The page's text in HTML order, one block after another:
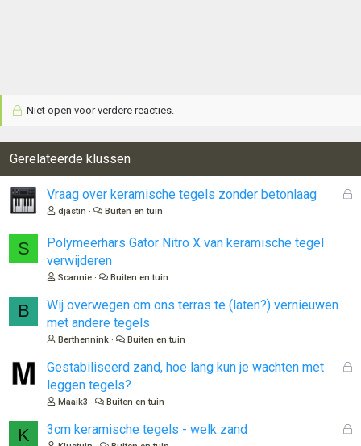
Niet open voor verdere reacties.
Gerelateerde klussen
G
Vraag over keramische tegels zonder betonlaag
djastin Buiten en tuin
S
Polymeerhars Gator Nitro X van keramische tegel
verwijderen
Scannie Buiten en tuin
B
Wij overwegen om ons terras te (laten?) vernieuwen
met andere tegels
Berthennink Buiten en tuin
G
o
Gestabiliseerd zand, hoe lang kun je wachten met
leggen tegels?
Maaik3 Buiten en tuin
K
G
3cm keramische tegels - welk zand